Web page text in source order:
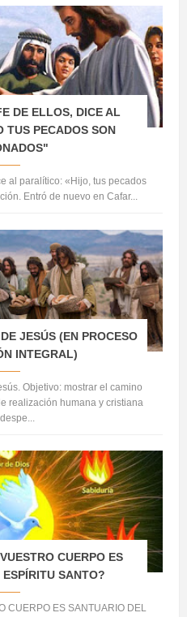
DE ELLOS, DICE AL
TUS PECADOS SON
al paralítico: «Hijo, tus pecados
Entró de nuevo en Cafar...
JESÚS (EN PROCESO
INTEGRAL)
Objetivo: mostrar el camino
realización humana y cristiana
CUERPO ES
SANTO?
CUERPO ES SANTUARIO DEL